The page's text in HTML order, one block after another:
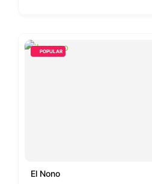
POPULAR
El Nono